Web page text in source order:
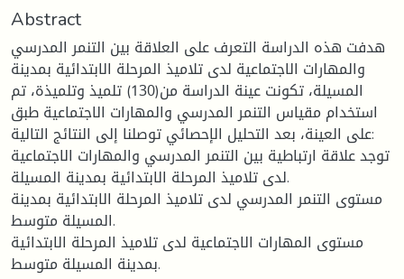
Abstract
هدفت هذه الدراسة التعرف على العلاقة بين التنمر المدرسي
والمهارات الاجتماعية لدى تلاميذ المرحلة الابتدائية بمدينة
المسيلة، تكونت عينة الدراسة من(130) تلميذ وتلميذة، تم
استخدام مقياس التنمر المدرسي والمهارات الاجتماعية طبق
على العينة، بعد التحليل الإحصائي توصلنا إلى النتائج التالية:
توجد علاقة ارتباطية بين التنمر المدرسي والمهارات الاجتماعية
لدى تلاميذ المرحلة الابتدائية بمدينة المسيلة.
مستوى التنمر المدرسي لدى تلاميذ المرحلة الابتدائية بمدينة
المسيلة متوسط.
مستوى المهارات الاجتماعية لدى تلاميذ المرحلة الابتدائية
بمدينة المسيلة متوسط.